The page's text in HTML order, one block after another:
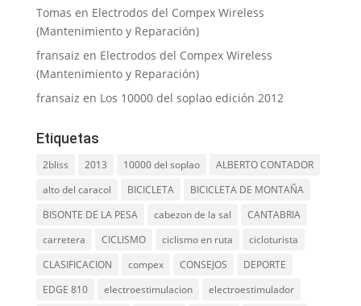
Tomas en Electrodos del Compex Wireless
(Mantenimiento y Reparación)
fransaiz en Electrodos del Compex Wireless
(Mantenimiento y Reparación)
fransaiz en Los 10000 del soplao edición 2012
Etiquetas
2bliss 2013 10000 del soplao
ALBERTO CONTADOR
alto del caracol
BICICLETA
BICICLETA DE MONTAÑA
BISONTE DE LA PESA
cabezon de la sal
CANTABRIA
carretera
CICLISMO ciclismo en ruta
cicloturista
CLASIFICACION
compex CONSEJOS
DEPORTE
EDGE 810
electroestimulacion electroestimulador